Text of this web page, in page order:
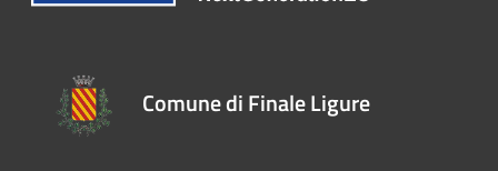
Comune di Finale Ligure